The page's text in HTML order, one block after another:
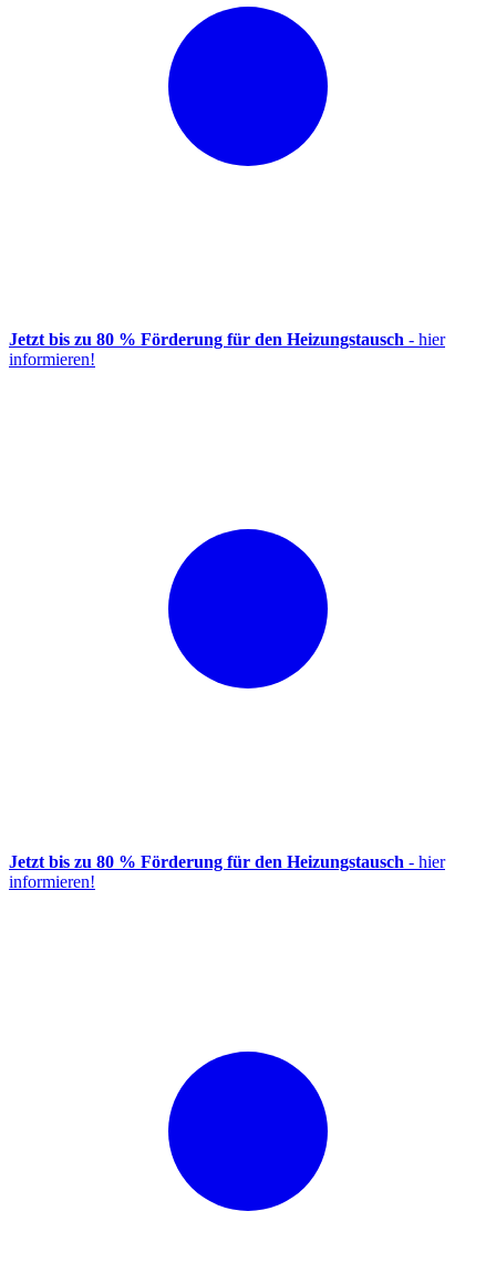
Jetzt bis zu 80 % Förderung für den Heizungstausch - hier
informieren!
Jetzt bis zu 80 % Förderung für den Heizungstausch - hier
informieren!